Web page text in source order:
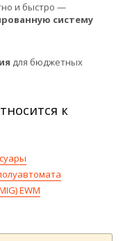
и быстро —
систему
для бюджетных
к
EWM